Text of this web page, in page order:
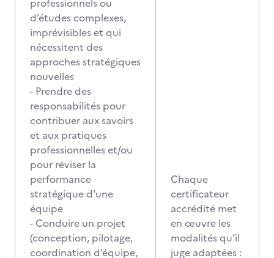
professionnels ou
d’études complexes,
imprévisibles et qui
nécessitent des
approches stratégiques
nouvelles
- Prendre des
responsabilités pour
contribuer aux savoirs
et aux pratiques
professionnelles et/ou
pour réviser la
performance
stratégique d'une
équipe
- Conduire un projet
(conception, pilotage,
coordination d’équipe,
Chaque
certificateur
accrédité met
en œuvre les
modalités qu’il
juge adaptées :